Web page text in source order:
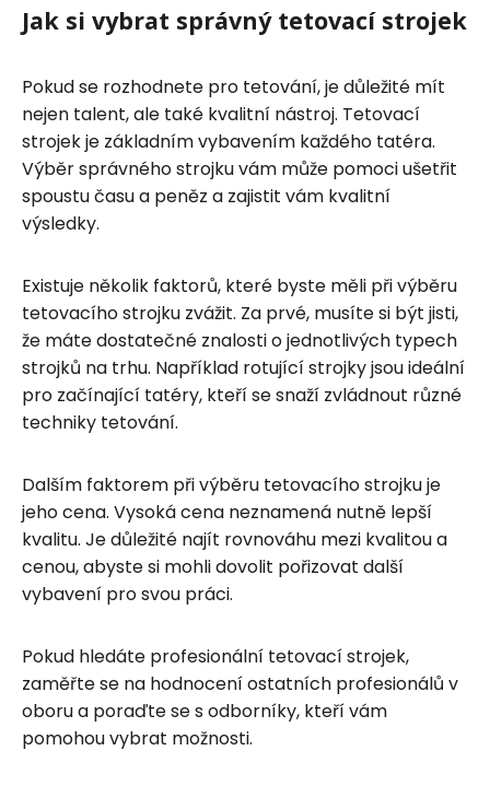
Jak si vybrat správný tetovací strojek
Pokud se rozhodnete pro tetování, je důležité mít
nejen talent, ale také kvalitní nástroj. Tetovací
strojek je základním vybavením každého tatéra.
Výběr správného strojku vám může pomoci ušetřit
spoustu času a peněz a zajistit vám kvalitní
výsledky.
Existuje několik faktorů, které byste měli při výběru
tetovacího strojku zvážit. Za prvé, musíte si být jisti,
že máte dostatečné znalosti o jednotlivých typech
strojků na trhu. Například rotující strojky jsou ideální
pro začínající tatéry, kteří se snaží zvládnout různé
techniky tetování.
Dalším faktorem při výběru tetovacího strojku je
jeho cena. Vysoká cena neznamená nutně lepší
kvalitu. Je důležité najít rovnováhu mezi kvalitou a
cenou, abyste si mohli dovolit pořizovat další
vybavení pro svou práci.
Pokud hledáte profesionální tetovací strojek,
zaměřte se na hodnocení ostatních profesionálů v
oboru a poraďte se s odborníky, kteří vám
pomohou vybrat možnosti.